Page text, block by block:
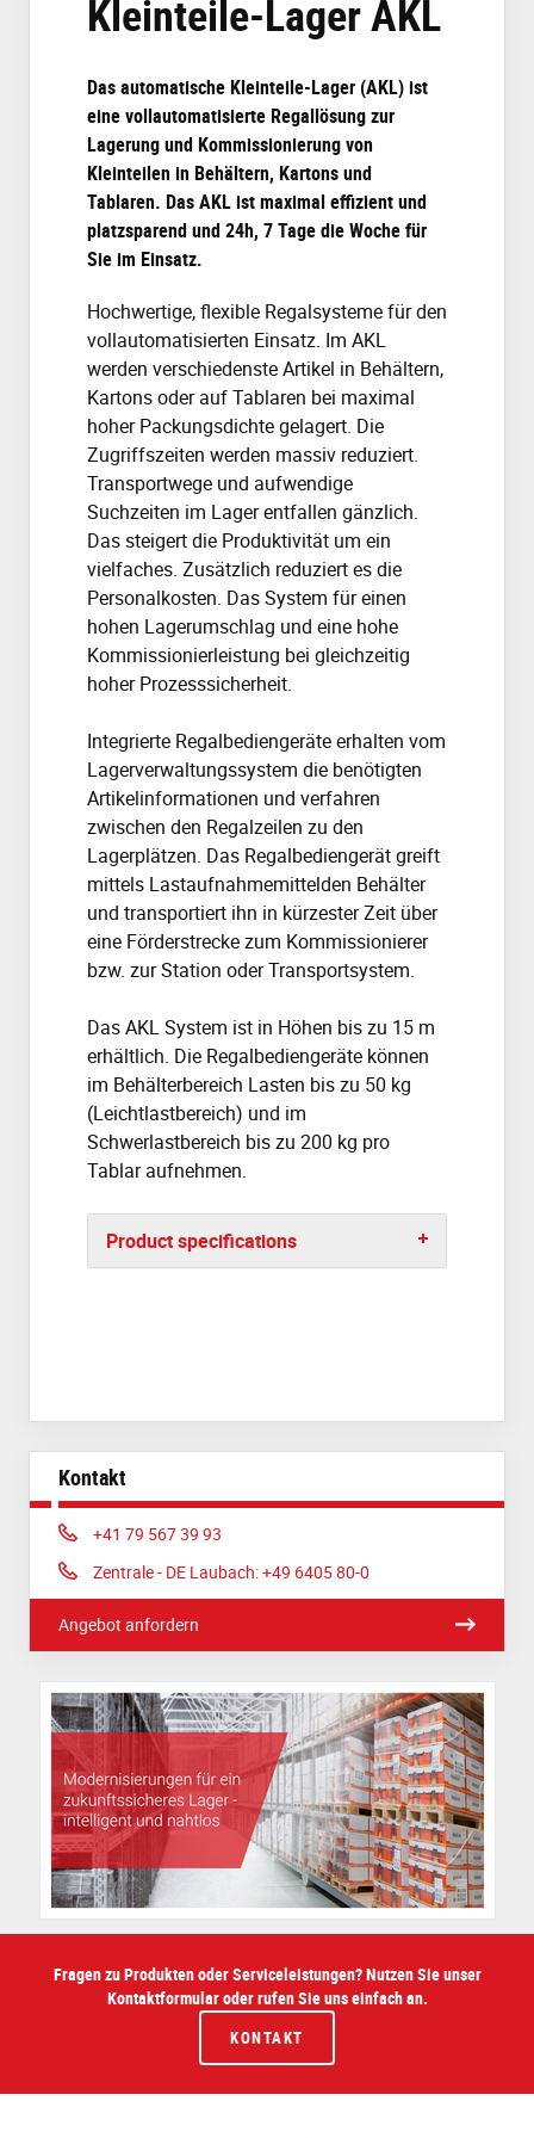
Kleinteile-Lager AKL
Das automatische Kleinteile-Lager (AKL) ist
eine vollautomatisierte Regallösung zur
Lagerung und Kommissionierung von
Kleinteilen in Behältern, Kartons und
Tablaren. Das AKL ist maximal effizient und
platzsparend und 24h, 7 Tage die Woche für
Sie im Einsatz.
Hochwertige, flexible Regalsysteme für den
vollautomatisierten Einsatz. Im AKL
werden verschiedenste Artikel in Behältern,
Kartons oder auf Tablaren bei maximal
hoher Packungsdichte gelagert. Die
Zugriffszeiten werden massiv reduziert.
Transportwege und aufwendige
Suchzeiten im Lager entfallen gänzlich.
Das steigert die Produktivität um ein
vielfaches. Zusätzlich reduziert es die
Personalkosten. Das System für einen
hohen Lagerumschlag und eine hohe
Kommissionierleistung bei gleichzeitig
hoher Prozesssicherheit.
Integrierte Regalbediengeräte erhalten vom
Lagerverwaltungssystem die benötigten
Artikelinformationen und verfahren
zwischen den Regalzeilen zu den
Lagerplätzen. Das Regalbediengerät greift
mittels Lastaufnahmemittelden Behälter
und transportiert ihn in kürzester Zeit über
eine Förderstrecke zum Kommissionierer
bzw. zur Station oder Transportsystem.
Das AKL System ist in Höhen bis zu 15 m
erhältlich. Die Regalbediengeräte können
im Behälterbereich Lasten bis zu 50 kg
(Leichtlastbereich) und im
Schwerlastbereich bis zu 200 kg pro
Tablar aufnehmen.
Product specifications
Kontakt
Phone:
+41 79 567 39 93
Phone:
Zentrale - DE Laubach: +49 6405 80-0
Angebot anfordern
Fragen zu Produkten oder Serviceleistungen? Nutzen Sie unser
Kontaktformular oder rufen Sie uns einfach an.
KONTAKT